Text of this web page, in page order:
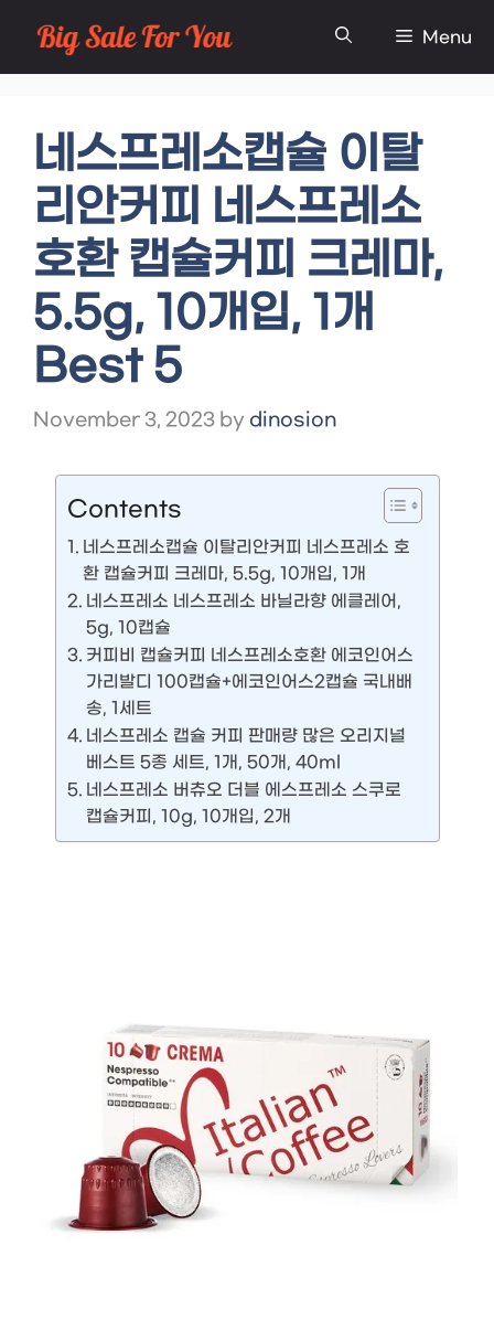
Skip
to
Menu
네스프레소캡슐 이탈
리안커피 네스프레소
호환 캡슐커피 크레마,
5.5g, 10개입, 1개
Best 5
November 3, 2023 by dinosion
Contents
네스프레소캡슐 이탈리안커피 네스프레소 호
환 캡슐커피 크레마, 5.5g, 10개입, 1개
네스프레소 네스프레소 바닐라향 에클레어,
5g, 10캡슐
커피비 캡슐커피 네스프레소호환 에코인어스
가리발디 100캡슐+에코인어스2캡슐 국내배
송, 1세트
네스프레소 캡슐 커피 판매량 많은 오리지널
베스트 5종 세트, 1개, 50개, 40ml
네스프레소 버츄오 더블 에스프레소 스쿠로
캡슐커피, 10g, 10개입, 2개